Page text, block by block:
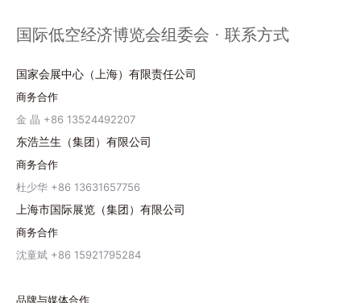
国际低空经济博览会组委会 · 联系方式
国家会展中心（上海）有限责任公司
商务合作
金 晶 +86 13524492207
东浩兰生（集团）有限公司
商务合作
杜少华 +86 13631657756
上海市国际展览（集团）有限公司
商务合作
沈童斌 +86 15921795284
品牌与媒体合作